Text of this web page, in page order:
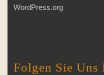
WordPress.org
Folgen Sie Uns